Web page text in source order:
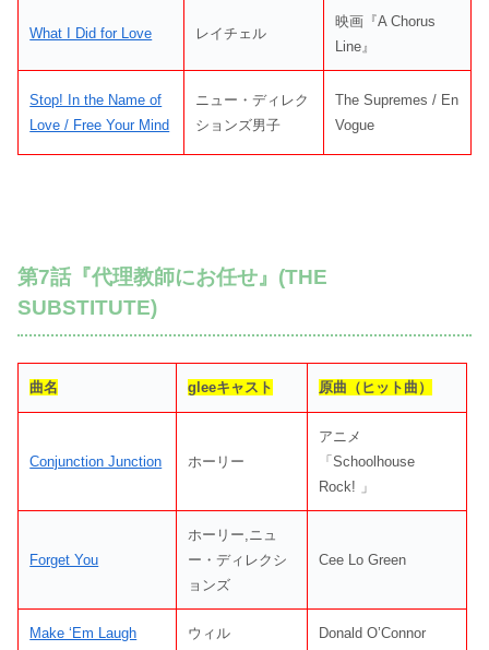
What I Did for Love レイチェル
映画『A Chorus
Line』
Stop! In the Name of
Love / Free Your Mind
ニュー・ディレク
ションズ男子
The Supremes / En
Vogue
第7話『代理教師にお任せ』(THE
SUBSTITUTE)
曲名 gleeキャスト 原曲（ヒット曲）
Conjunction Junction ホーリー
アニメ
「Schoolhouse
Rock! 」
Forget You
ホーリー,ニュ
ー・ディレクシ
ョンズ
Cee Lo Green
Make ‘Em Laugh ウィル Donald O’Connor